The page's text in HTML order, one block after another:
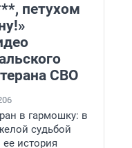
петухом
СВО
в гармошку: в
судьбой
история